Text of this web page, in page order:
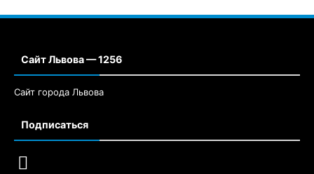
Сайт Львова — 1256
Сайт города Львова
Подписаться